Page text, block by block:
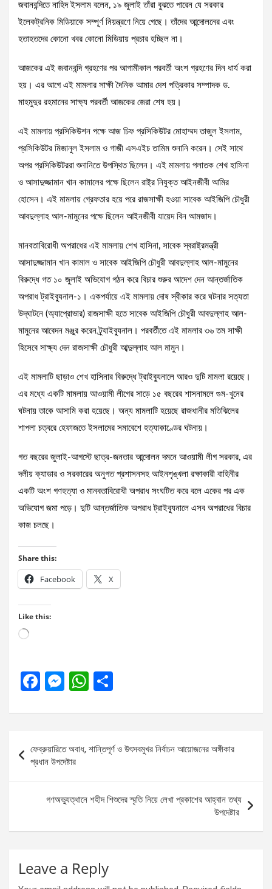
জবানবন্দিতে নাহিদ ইসলাম বলেন, ১৯ জুলাই তাঁরা বুঝতে পারেন যে সরকার
ইলেকট্রনিক মিডিয়াকে সম্পূর্ণ নিয়ন্ত্রণে নিয়ে গেছে। তাঁদের আন্দোলনের এবং
হতাহতদের কোনো খবর কোনো মিডিয়ায় প্রচার হচ্ছিল না।
আজকের এই জবানবন্দি গ্রহণের পর আগামীকাল পরবর্তী অংশ গ্রহণের দিন ধার্য করা
হয়। এর আগে এই মামলার সাক্ষী দৈনিক আমার দেশ পত্রিকার সম্পাদক ড.
মাহমুদুর রহমানের সাক্ষ্য পরবর্তী আজকের জেরা শেষ হয়।
এই মামলায় প্রসিকিউশন পক্ষে আজ চিফ প্রসিকিউটর মোহাম্মদ তাজুল ইসলাম,
প্রসিকিউটর মিজানুল ইসলাম ও গাজী এসএইচ তামিম শুনানি করেন। সেই সাথে
অপর প্রসিকিউটররা শুনানিতে উপস্থিত ছিলেন। এই মামলায় পলাতক শেখ হাসিনা
ও আসাদুজ্জামান খান কামালের পক্ষে ছিলেন রাষ্ট্র নিযুক্ত আইনজীবী আমির
হোসেন। এই মামলায় গ্রেফতার হয়ে পরে রাজসাক্ষী হওয়া সাবেক আইজিপি চৌধুরী
আবদুল্লাহ আল-মামুনের পক্ষে ছিলেন আইনজীবী যায়েদ বিন আমজাদ।
মানবতাবিরোধী অপরাধের এই মামলায় শেখ হাসিনা, সাবেক স্বরাষ্ট্রমন্ত্রী
আসাদুজ্জামান খান কামাল ও সাবেক আইজিপি চৌধুরী আবদুল্লাহ আল-মামুনের
বিরুদ্ধে গত ১০ জুলাই অভিযোগ গঠন করে বিচার শুরুর আদেশ দেন আন্তর্জাতিক
অপরাধ ট্রাইব্যুনাল-১। একপর্যায়ে এই মামলায় দোষ স্বীকার করে ঘটনার সত্যতা
উদ্‌ঘাটনে (অ্যাপ্রোভার) রাজসাক্ষী হতে সাবেক আইজিপি চৌধুরী আবদুল্লাহ আল-
মামুনের আবেদন মঞ্জুর করেন ট্র্যাইব্যুনাল। পরবর্তীতে এই মামলার ৩৬ তম সাক্ষী
হিসেবে সাক্ষ্য দেন রাজসাক্ষী চৌধুরী আব্দুল্লাহ আল মামুন।
এই মামলাটি ছাড়াও শেখ হাসিনার বিরুদ্ধে ট্রাইব্যুনালে আরও দুটি মামলা রয়েছে।
এর মধ্যে একটি মামলায় আওয়ামী লীগের সাড়ে ১৫ বছরের শাসনামলে গুম-খুনের
ঘটনায় তাকে আসামি করা হয়েছে। অন্য মামলাটি হয়েছে রাজধানীর মতিঝিলের
শাপলা চত্বরে হেফাজতে ইসলামের সমাবেশে হত্যাকাণ্ডের ঘটনায়।
গত বছরের জুলাই-আগস্টে ছাত্র-জনতার আন্দোলন দমনে আওয়ামী লীগ সরকার, এর
দলীয় ক্যাডার ও সরকারের অনুগত প্রশাসনসহ আইনশৃঙ্খলা রক্ষাকারী বাহিনীর
একটি অংশ গণহত্যা ও মানবতাবিরোধী অপরাধ সংঘটিত করে বলে একের পর এক
অভিযোগ জমা পড়ে। দুটি আন্তর্জাতিক অপরাধ ট্রাইব্যুনালে এসব অপরাধের বিচার
কাজ চলছে।
Share this:
Facebook X
Like this:
Loading…
F
ce
o
o
k
M
se
g
er
W
at
s
A
p
p
ar
e
navigation
ফেব্রুয়ারিতে অবাধ, শান্তিপূর্ণ ও উৎসবমুখর নির্বাচন আয়োজনের অঙ্গীকার
প্রধান উপদেষ্টার
গণঅভ্যুত্থানে শহীদ শিশুদের স্মৃতি নিয়ে লেখা প্রকাশের আহ্বান তথ্য
উপদেষ্টার
Leave a Reply